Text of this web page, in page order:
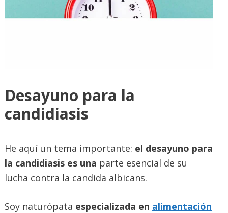
Desayuno para la
candidiasis
He aquí un tema importante: el desayuno para
la candidiasis es una parte esencial de su
lucha contra la candida albicans.
Soy naturópata especializada en alimentación